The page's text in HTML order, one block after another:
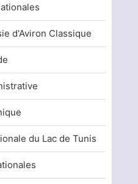
d'Aviron Classique
du Lac de Tunis